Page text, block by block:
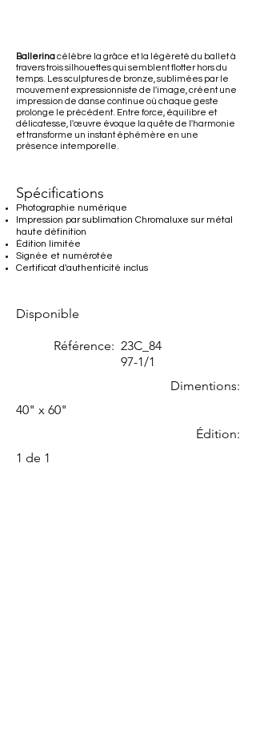
Ballerinacélèbre la grâce et la légèreté du ballet à
travers trois silhouettes qui semblent flotter hors du
temps. Les sculptures de bronze, sublimées par le
mouvement expressionniste de l'image, créent une
impression de danse continue où chaque geste
prolonge le précédent. Entre force, équilibre et
délicatesse, l'œuvre évoque la quête de l'harmonie
et transforme un instant éphémère en une
présence intemporelle.
Spécifications
Photographie numérique
Impression par sublimation Chromaluxe sur métal
haute définition
Édition limitée
Signée et numérotée
Certificat d'authenticité inclus
Disponible
Référence: 23C_84
97-1/1
Dimentions:
40" x 60"
Édition:
1 de 1